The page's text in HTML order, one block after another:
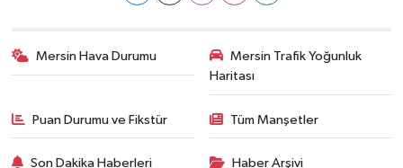
Mersin Hava Durumu
Mersin Trafik Yoğunluk
Haritası
Puan Durumu ve Fikstür Tüm Manşetler
Son Dakika Haberleri Haber Arşivi